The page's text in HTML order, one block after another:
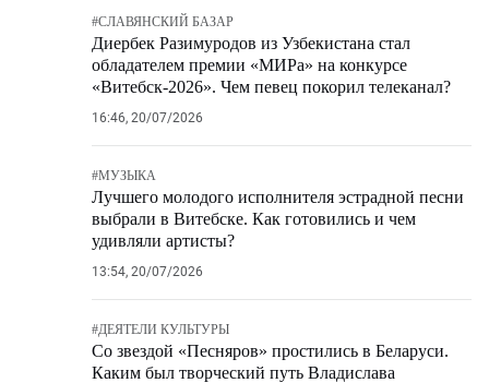
#СЛАВЯНСКИЙ БАЗАР
Диербек Разимуродов из Узбекистана стал
обладателем премии «МИРа» на конкурсе
«Витебск-2026». Чем певец покорил телеканал?
16:46, 20/07/2026
#МУЗЫКА
Лучшего молодого исполнителя эстрадной песни
выбрали в Витебске. Как готовились и чем
удивляли артисты?
13:54, 20/07/2026
#ДЕЯТЕЛИ КУЛЬТУРЫ
Со звездой «Песняров» простились в Беларуси.
Каким был творческий путь Владислава